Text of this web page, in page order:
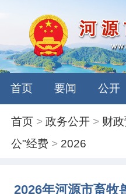
首页 要闻 公开
首页 >政务公开 > 财
公"经费 > 2026
2026年河源市畜牧